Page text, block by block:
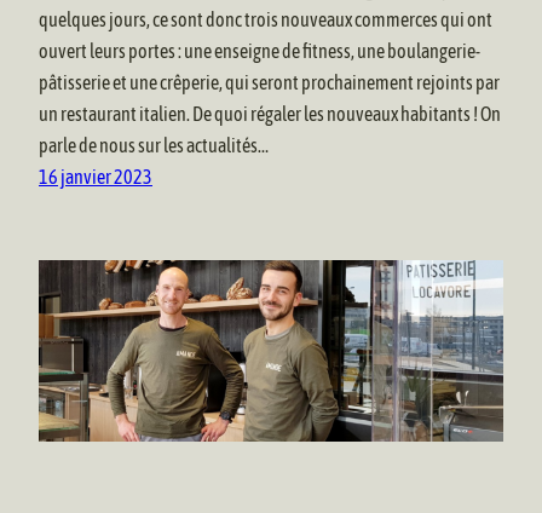
quelques jours, ce sont donc trois nouveaux commerces qui ont
ouvert leurs portes : une enseigne de fitness, une boulangerie-
pâtisserie et une crêperie, qui seront prochainement rejoints par
un restaurant italien. De quoi régaler les nouveaux habitants ! On
parle de nous sur les actualités…
16 janvier 2023